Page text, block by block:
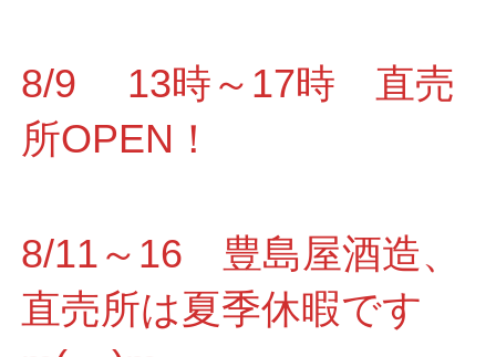
8/9 13時～17時 直売
所OPEN！
8/11～16 豊島屋酒造、
直売所は夏季休暇です